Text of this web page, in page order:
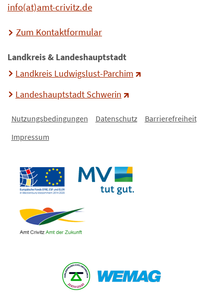
info(at)amt-crivitz.de
Zum Kontaktformular
Landkreis & Landeshauptstadt
Landkreis Ludwigslust-Parchim
Landeshauptstadt Schwerin
Nutzungsbedingungen Datenschutz
Barrierefreiheit
Impressum